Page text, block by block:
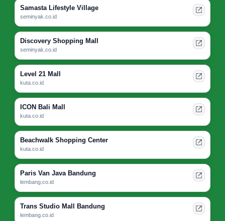
Samasta Lifestyle Village
seminyak.co.id
Discovery Shopping Mall
seminyak.co.id
Level 21 Mall
kuta.co.id
ICON Bali Mall
kuta.co.id
Beachwalk Shopping Center
kuta.co.id
Paris Van Java Bandung
lembang.co.id
Trans Studio Mall Bandung
lembang.co.id